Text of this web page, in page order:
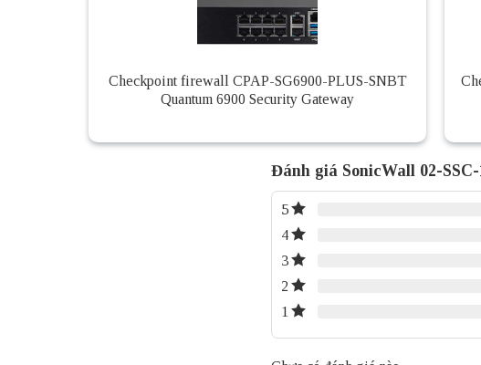
Checkpoint firewall CPAP-SG6900-PLUS-SNBT
Quantum 6900 Security Gateway
Đánh giá SonicWall 02-
5
4
3
2
1